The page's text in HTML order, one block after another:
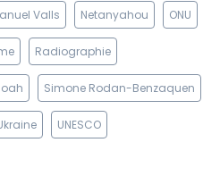
Valls Netanyahou ONU
Radiographie
Simone Rodan-Benzaquen
UNESCO